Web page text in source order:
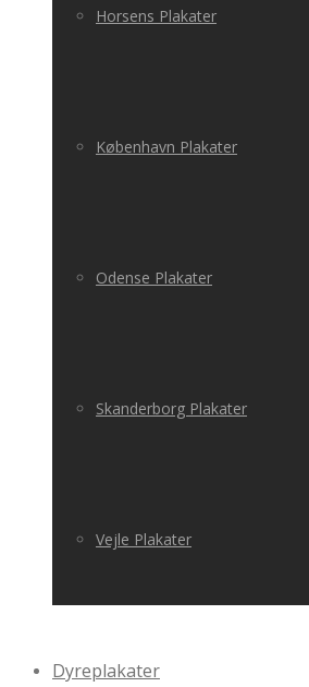
Horsens Plakater
København Plakater
Odense Plakater
Skanderborg Plakater
Vejle Plakater
Dyreplakater